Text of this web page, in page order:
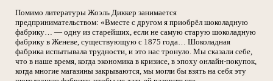
Помимо литературы Жоэль Диккер занимается
предпринимательством: «Вместе с другом я приобрёл шоколадную
фабрику… — одну из старейших, если не самую старую шоколадную
фабрику в Женеве, существующую с 1875 года… Шоколадная
фабрика испытывала трудности, и это нас тронуло. Мы сказали себе,
что в наше время, когда экономика в кризисе, в эпоху онлайн-покупок,
когда многие магазины закрываются, мы могли бы взять на себя эту